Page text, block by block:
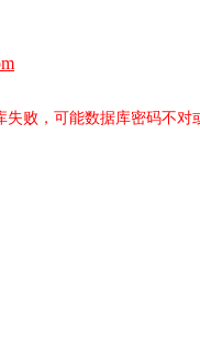
失败，可能数据库密码不对